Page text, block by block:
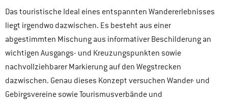
Das touristische Ideal eines entspannten Wandererlebnisses
liegt irgendwo dazwischen. Es besteht aus einer
abgestimmten Mischung aus informativer Beschilderung an
wichtigen Ausgangs- und Kreuzungspunkten sowie
nachvollziehbarer Markierung auf den Wegstrecken
dazwischen. Genau dieses Konzept versuchen Wander- und
Gebirgsvereine sowie Tourismusverbände und